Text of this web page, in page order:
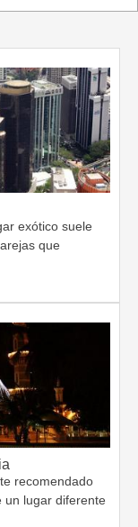
exótico suele
que
recomendado
un lugar diferente